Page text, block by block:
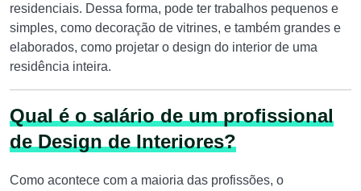
residenciais. Dessa forma, pode ter trabalhos pequenos e
simples, como decoração de vitrines, e também grandes e
elaborados, como projetar o design do interior de uma
residência inteira.
Qual é o salário de um profissional
de Design de Interiores?
Como acontece com a maioria das profissões, o